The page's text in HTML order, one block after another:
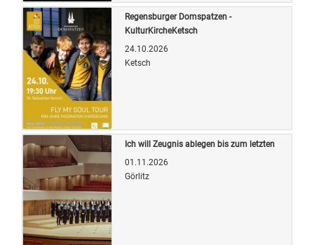
Quelle: Veranstalter
Regensburger Domspatzen -
KulturKircheKetsch
24.10.2026
Ketsch
Ich will Zeugnis ablegen bis zum letzten
01.11.2026
Görlitz